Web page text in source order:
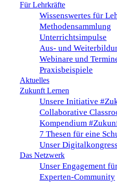
Für Lehrkräfte
Wissenswertes für
Methodensammlung
Unterrichtsimpulse
Aus- und
Webinare und
Praxisbeispiele
Aktuelles
Zukunft Lernen
Unsere Initiative
Collaborative
Kompendium
7 Thesen für eine
Unser
Das Netzwerk
Unser Engagement
Experten-Community